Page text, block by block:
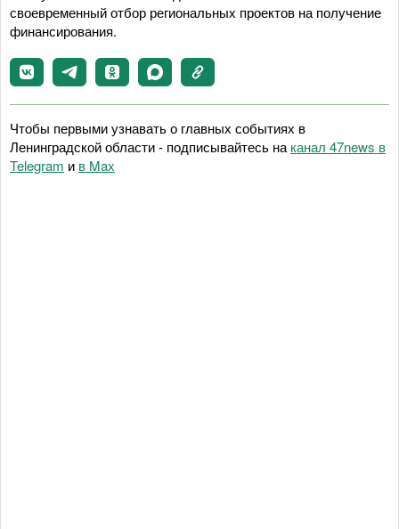
своевременный отбор региональных проектов на получение
финансирования.
Чтобы первыми узнавать о главных событиях в
Ленинградской области - подписывайтесь на канал 47news в
Telegram и в Maх